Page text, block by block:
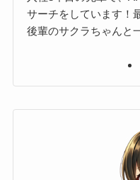
サーチをしています！
後輩のサクラちゃんと